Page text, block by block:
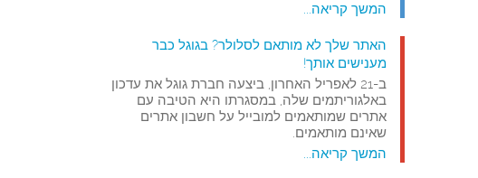
המשך קריאה...
האתר שלך לא מותאם לסלולר? בגוגל כבר
מענישים אותך!
ב-21 לאפריל האחרון, ביצעה חברת גוגל את עדכון
באלגוריתמים שלה, במסגרתו היא הטיבה עם
אתרים שמותאמים למובייל על חשבון אתרים
שאינם מותאמים.
המשך קריאה...